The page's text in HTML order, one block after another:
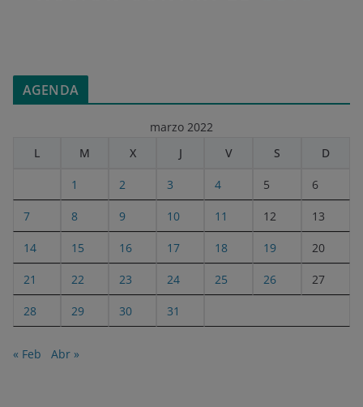
AGENDA
marzo 2022
L
M X J V S D
1 2 3 4 5 6
7 8 9 10 11 12 13
14 15 16 17 18 19 20
21 22 23 24 25 26 27
28 29 30 31
« Feb Abr »